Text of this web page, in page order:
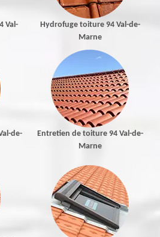
Val-
Hydrofuge toiture 94 Val-de-
Marne
de-
Entretien de toiture 94 Val-de-
Marne